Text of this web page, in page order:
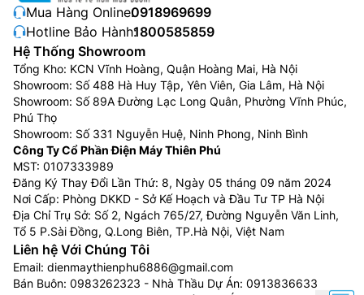
Mua Hàng Online:0918969699
Hotline Bảo Hành:1800585859
Hệ Thống Showroom
Tổng Kho: KCN Vĩnh Hoàng, Quận Hoàng Mai, Hà Nội
Showroom: Số 488 Hà Huy Tập, Yên Viên, Gia Lâm, Hà Nội
Showroom: Số 89A Đường Lạc Long Quân, Phường Vĩnh Phúc,
Phú Thọ
Showroom: Số 331 Nguyễn Huệ, Ninh Phong, Ninh Bình
Công Ty Cổ Phần Điện Máy Thiên Phú
MST: 0107333989
Đăng Ký Thay Đổi Lần Thứ: 8, Ngày 05 tháng 09 năm 2024
Nơi Cấp: Phòng DKKD - Sở Kế Hoạch và Đầu Tư TP Hà Nội
Địa Chỉ Trụ Sở: Số 2, Ngách 765/27, Đường Nguyễn Văn Linh,
Tổ 5 P.Sài Đồng, Q.Long Biên, TP.Hà Nội, Việt Nam
Liên hệ Với Chúng Tôi
Email: dienmaythienphu6886@gmail.com
Bán Buôn: 0983262323 - Nhà Thầu Dự Án: 0913836633